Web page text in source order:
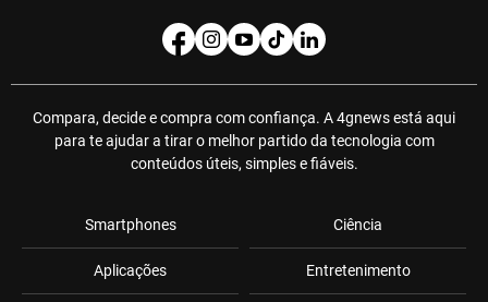
Compara, decide e compra com confiança. A 4gnews está aqui
para te ajudar a tirar o melhor partido da tecnologia com
conteúdos úteis, simples e fiáveis.
Smartphones
Aplicações
Ciência
Entretenimento